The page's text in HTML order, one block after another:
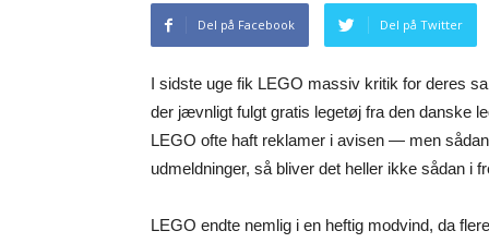
Del på Facebook Del på Twitter
I sidste uge fik LEGO massiv kritik for deres
der jævnligt fulgt gratis legetøj fra den danske
LEGO ofte haft reklamer i avisen — men
udmeldninger, så bliver det heller ikke sådan i
LEGO endte nemlig i en heftig modvind, da